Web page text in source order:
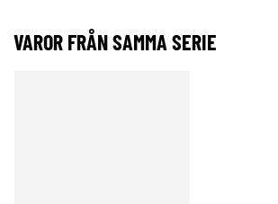
VAROR FRÅN SAMMA SERIE